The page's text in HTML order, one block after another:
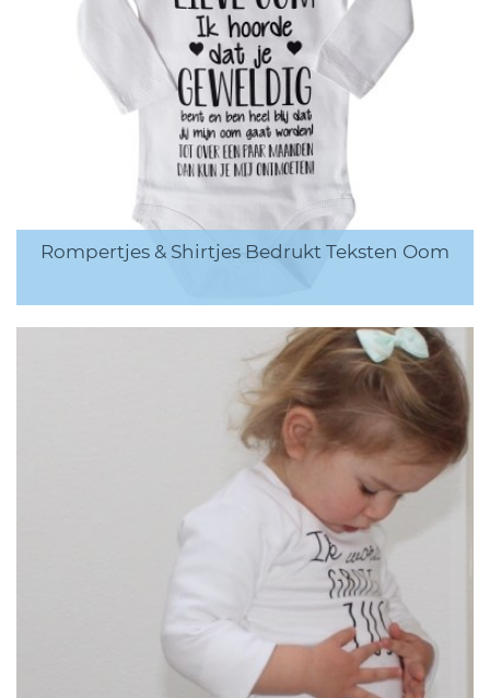
Rompertjes & Shirtjes Bedrukt Teksten Oom